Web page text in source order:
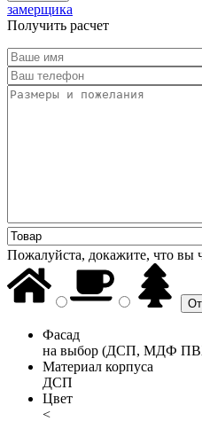
замерщика
Получить расчет
Пожалуйста, докажите, что вы
Фасад
на выбор (ДСП, МДФ
Материал корпуса
ДСП
Цвет
<